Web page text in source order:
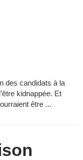
des candidats à la
kidnappée. Et
être ...